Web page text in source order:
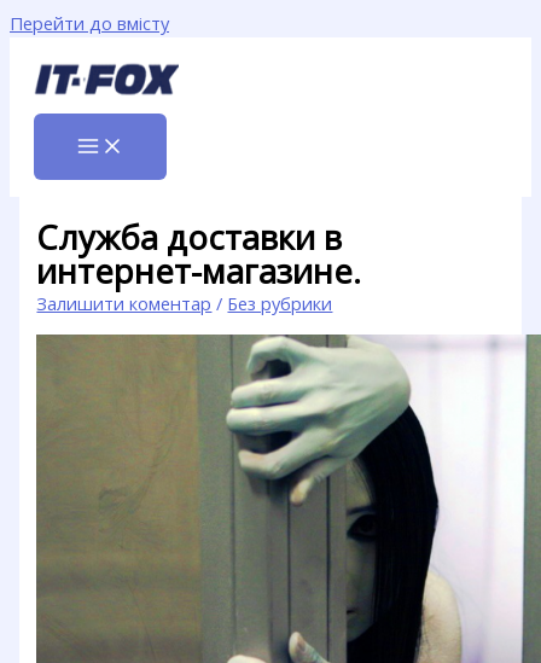
Перейти до вмісту
Служба доставки в
интернет-магазине.
Залишити коментар / Без рубрики